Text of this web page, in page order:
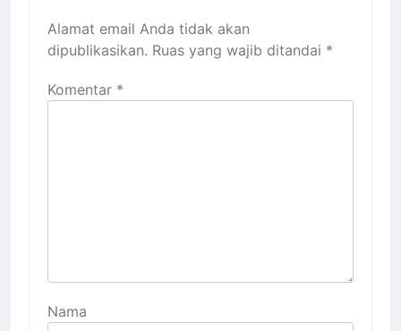
Alamat email Anda tidak akan
dipublikasikan. Ruas yang wajib ditandai *
Komentar *
Nama